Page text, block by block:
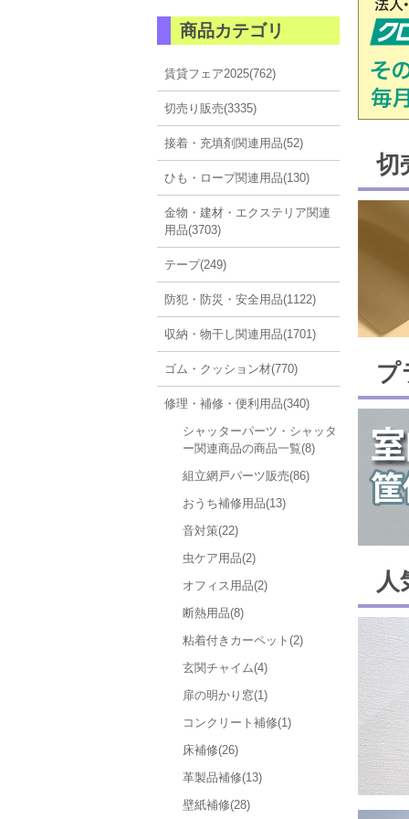
商品カテゴリ
賃貸フェア2025(762)
切売り販売(3335)
接着・充填剤関連用品(52)
ひも・ロープ関連用品(130)
金物・建材・エクステリア関連
用品(3703)
テープ(249)
防犯・防災・安全用品(1122)
収納・物干し関連用品(1701)
ゴム・クッション材(770)
修理・補修・便利用品(340)
シャッターパーツ・シャッタ
ー関連商品の商品一覧(8)
組立網戸パーツ販売(86)
おうち補修用品(13)
音対策(22)
虫ケア用品(2)
オフィス用品(2)
断熱用品(8)
粘着付きカーペット(2)
玄関チャイム(4)
扉の明かり窓(1)
コンクリート補修(1)
床補修(26)
革製品補修(13)
壁紙補修(28)
切
プ
人